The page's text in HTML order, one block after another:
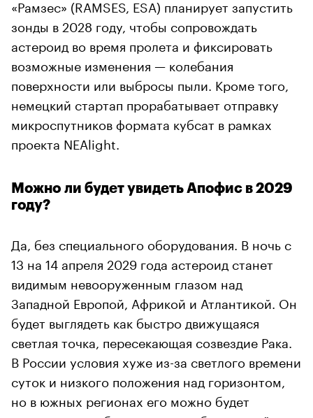
«Рамзес» (RAMSES, ESA) планирует запустить
зонды в 2028 году, чтобы сопровождать
астероид во время пролета и фиксировать
возможные изменения — колебания
поверхности или выбросы пыли. Кроме того,
немецкий стартап прорабатывает отправку
микроспутников формата кубсат в рамках
проекта NEAlight.
Можно ли будет увидеть Апофис в 2029
году?
Да, без специального оборудования. В ночь с
13 на 14 апреля 2029 года астероид станет
видимым невооруженным глазом над
Западной Европой, Африкой и Атлантикой. Он
будет выглядеть как быстро движущаяся
светлая точка, пересекающая созвездие Рака.
В России условия хуже из-за светлого времени
суток и низкого положения над горизонтом,
но в южных регионах его можно будет